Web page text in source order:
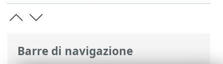
Barre di navigazione